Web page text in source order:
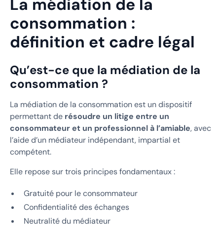
La médiation de la
consommation :
définition et cadre légal
Qu’est-ce que la médiation de la
consommation ?
La médiation de la consommation est un dispositif
permettant de résoudre un litige entre un
consommateur et un professionnel à l’amiable, avec
l’aide d’un médiateur indépendant, impartial et
compétent.
Elle repose sur trois principes fondamentaux :
Gratuité pour le consommateur
Confidentialité des échanges
Neutralité du médiateur